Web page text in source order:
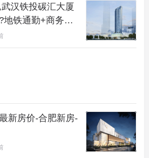
烟火与宁静致远的隐奢大宅相互交
于野，大隐于市”的人居画卷。武
制，以匠心重构空间秩序，方能兑
承诺。这不仅是一场关于空间的营
如何与城市、自然和谐共生的人文
汉铁投碳汇大厦
地铁通勤+商务配
新房价-合肥新房-